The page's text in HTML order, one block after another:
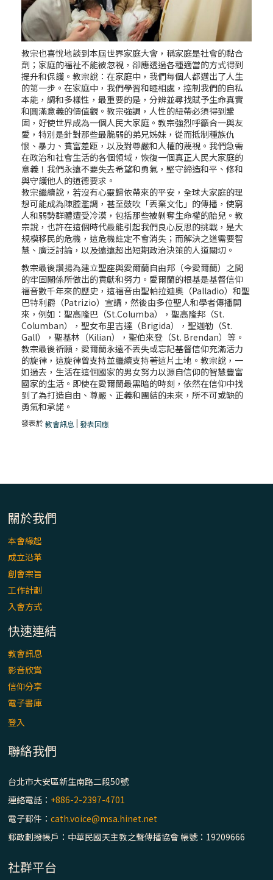
教宗也喜悅地談到本屆世界家庭大會，稱家庭是社會的黏合
劑；家庭的福祉不能被忽視，卻應透過各種適當的方式得到
提升和保護。教宗說：在家庭中，我們每個人都邁出了人生
的第一步。在家庭中，我們學習和睦相處，控制我們的自私
本能，調和多樣性，最重要的是，分辨並尋找賦予生命真實
和圓滿意義的價值觀。教宗強調，人性的紐帶必須得到鞏
固，好使世界成為一個人民大家庭。教宗強烈呼籲合一與友
愛，特別是針對那些最脆弱的弟兄姊妹，從而抵制種族仇
恨、暴力、貧富差距，以及對尊嚴和人權的蔑視。我們急需
在政治和社會生活的各個領域，恢復一個真正人民大家庭的
意義！我們永遠不要失去希望和勇氣，堅守締造和平、修和
與守護他人的道德要求。
教宗繼續說，若沒有心靈歸依帶來的平安，全球大家庭的理
想可能成為陳腔濫調，甚至鼓吹「丟棄文化」的傳播，使窮
人和弱勢群體遭受冷漠，包括那些被剝奪生命權的胎兒。教
宗說，也許在這個時代最能引起我們良心反思的挑戰，是大
規模移民的危機，這危機註定不會消失；而解決之道需要智
慧、廣泛討論，以及遠遠超出短期政治決策的人道關切。
教宗最後讚揚為建立聖座與愛爾蘭自由邦（今愛爾蘭）之間
的牢固關係所做出的貢獻和努力。愛爾蘭的根基是基督信仰
福音數千年來的歷史，這福音由聖帕拉迪奧（Palladio）和聖
巴特利爵（Patrizio）宣講，然後由多位聖人和學者傳播開
來，例如：聖高隆巴（St.Columba），聖高隆邦（St.
Columban），聖女布里吉達（Brigida），聖迦勒（St.
Gall），聖基林（Kilian），聖伯來登（St. Brendan）等。
教宗最後祈願，愛爾蘭永遠不丟失或忘記基督信仰充滿活力
的旋律，這旋律曾支持並繼續支持著這片土地。教宗說，一
如過去，生活在這個國家的男女努力以源自信仰的智慧豐富
國家的生活。即使在愛爾蘭最黑暗的時刻，依然在信仰中找
到了為打造自由、尊嚴、正義和團結的未來，所不可或缺的
勇氣和承諾。
發表於教會訊息|發表回應
關於我們
本會緣起
成立沿革
創會宗旨
工作計劃
入會方式
快速連結
教會訊息
影音欣賞
信仰分享
電子書庫
登入
聯絡我們
台北市大安區新生南路二段50號
連絡電話： +886-2-2397-4701
電子郵件：cath.voice@msa.hinet.net
郵政劃撥帳戶：中華民國天主教之聲傳播協會 帳號：19209666
社群平台